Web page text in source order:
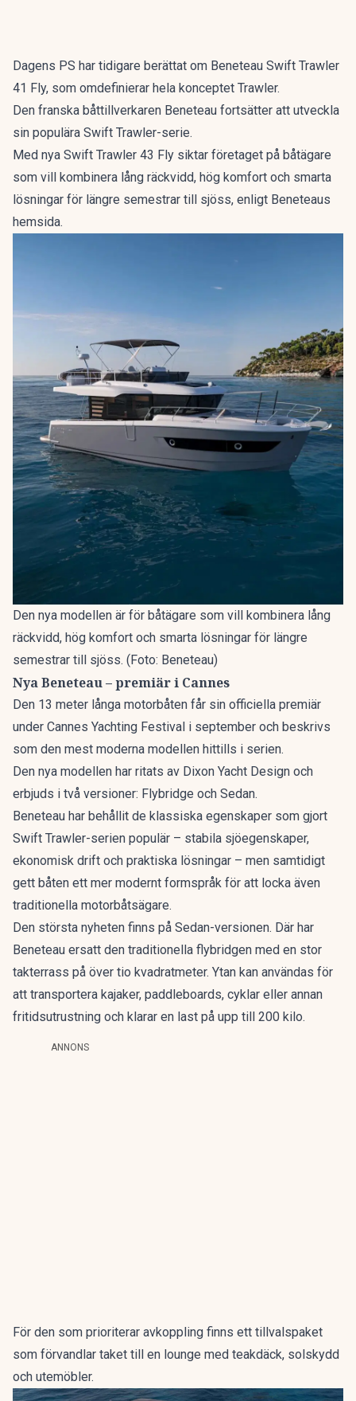
Dagens PS har tidigare berättat om Beneteau Swift Trawler
41 Fly, som omdefinierar hela konceptet Trawler.
Den franska båttillverkaren Beneteau fortsätter att utveckla
sin populära Swift Trawler-serie.
Med nya Swift Trawler 43 Fly siktar företaget på båtägare
som vill kombinera lång räckvidd, hög komfort och smarta
lösningar för längre semestrar till sjöss, enligt Beneteaus
hemsida.
Den nya modellen är för båtägare som vill kombinera lång
räckvidd, hög komfort och smarta lösningar för längre
semestrar till sjöss. (Foto: Beneteau)
Nya Beneteau – premiär i Cannes
Den 13 meter långa motorbåten får sin officiella premiär
under Cannes Yachting Festival i september och beskrivs
som den mest moderna modellen hittills i serien.
Den nya modellen har ritats av Dixon Yacht Design och
erbjuds i två versioner: Flybridge och Sedan.
Beneteau har behållit de klassiska egenskaper som gjort
Swift Trawler-serien populär – stabila sjöegenskaper,
ekonomisk drift och praktiska lösningar – men samtidigt
gett båten ett mer modernt formspråk för att locka även
traditionella motorbåtsägare.
Den största nyheten finns på Sedan-versionen. Där har
Beneteau ersatt den traditionella flybridgen med en stor
takterrass på över tio kvadratmeter. Ytan kan användas för
att transportera kajaker, paddleboards, cyklar eller annan
fritidsutrustning och klarar en last på upp till 200 kilo.
ANNONS
För den som prioriterar avkoppling finns ett tillvalspaket
som förvandlar taket till en lounge med teakdäck, solskydd
och utemöbler.